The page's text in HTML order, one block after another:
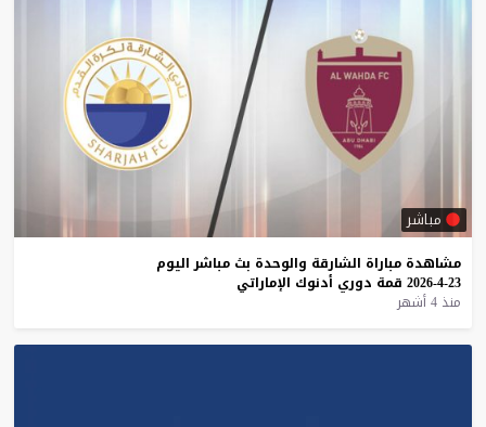
مباشر
مشاهدة مباراة الشارقة والوحدة بث مباشر اليوم
23-4-2026
قمة دوري أدنوك الإماراتي
منذ 4 أشهر